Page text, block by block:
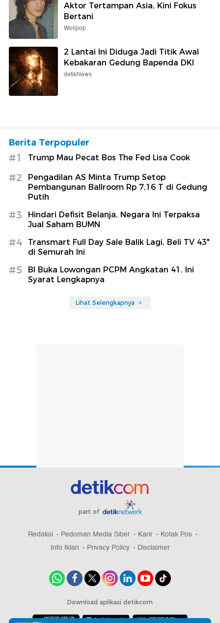
Aktor Tertampan Asia, Kini Fokus
Bertani
Wolipop
2 Lantai Ini Diduga Jadi Titik Awal
Kebakaran Gedung Bapenda DKI
detikNews
Berita Terpopuler
#1 Trump Mau Pecat Bos The Fed Lisa Cook
#2
Pengadilan AS Minta Trump Setop
Pembangunan Ballroom Rp 7,16 T di Gedung
Putih
#3
Hindari Defisit Belanja, Negara Ini Terpaksa
Jual Saham BUMN
#4
Transmart Full Day Sale Balik Lagi, Beli TV 43"
di Semurah Ini
#5
BI Buka Lowongan PCPM Angkatan 41, Ini
Syarat Lengkapnya
Lihat Selengkapnya
part of
Redaksi Pedoman Media Siber Karir
Kotak Pos
Info Iklan
Privacy Policy Disclaimer
Download aplikasi detikcom